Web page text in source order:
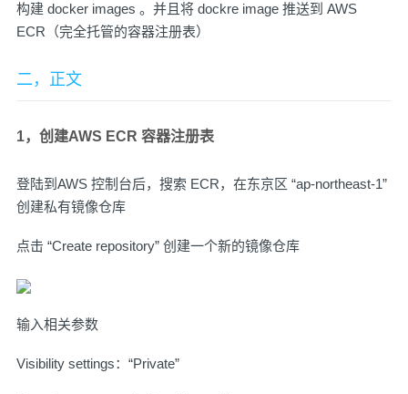
构建 docker images 。并且将 dockre image 推送到 AWS
ECR（完全托管的容器注册表）
二，正文
1，创建AWS ECR 容器注册表
登陆到AWS 控制台后，搜索 ECR，在东京区 “ap-northeast-1”
创建私有镜像仓库
点击 “Create repository” 创建一个新的镜像仓库
输入相关参数
Visibility settings：“Private”